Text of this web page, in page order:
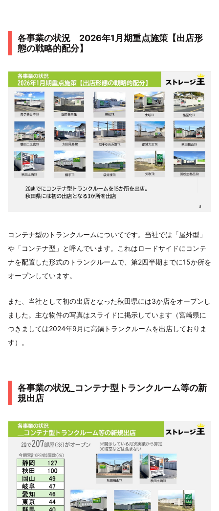
各事業の状況 2026年1月期重点施策【出店形
態の戦略的配分】
コンテナ型のトランクルームについてです。当社では「屋外型」
や「コンテナ型」と呼んでいます。これはロードサイドにコンテ
ナを配置した形式のトランクルームで、第2四半期までに15か所を
オープンしています。
また、当社として初の出店となった秋田県には3か店をオープンし
ました。主な物件の写真はスライドに掲示しています（宮崎県に
つきましては2024年9月に高鍋トランクルームを出店しておりま
す）。
各事業の状況_コンテナ型トランクルーム等の新
規出店